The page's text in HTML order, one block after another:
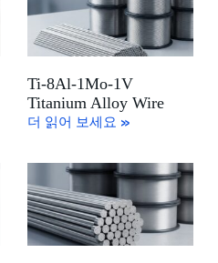
Ti-8Al-1Mo-1V
Titanium Alloy Wire
더 읽어 보세요 »